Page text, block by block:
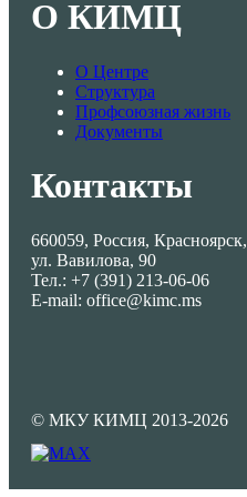
О КИМЦ
О Центре
Структура
Профсоюзная жизнь
Документы
Контакты
660059, Россия, Красноярск,
ул. Вавилова, 90
Тел.: +7 (391) 213-06-06
E-mail: office@kimc.ms
© МКУ КИМЦ 2013-2026